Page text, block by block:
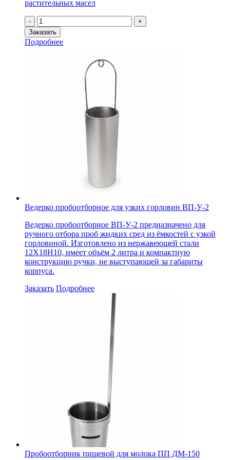
растительных масел
-
Количество
товара
Пробоотборник
трубчатый
+
Заказать
Подробнее
Ведерко пробоотборное для узких горловин ВП-У-2
Ведерко пробоотборное ВП-У-2 предназначено для
ручного отбора проб жидких сред из ёмкостей с узкой
горловиной. Изготовлено из нержавеющей стали
12Х18Н10, имеет объём 2 литра и компактную
конструкцию ручки, не выступающей за габариты
корпуса.
Заказать Подробнее
Пробоотборник пищевой для молока ПП ДМ-150